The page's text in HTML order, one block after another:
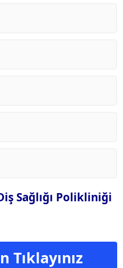
Sağlığı Polikliniği